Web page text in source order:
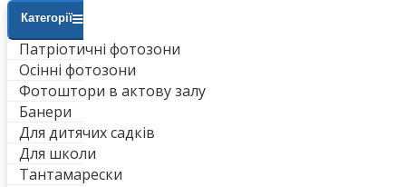
Категорії
Патріотичні фотозони
Осінні фотозони
Фотоштори в актову залу
Банери
Для дитячих садків
Для школи
Тантамарески